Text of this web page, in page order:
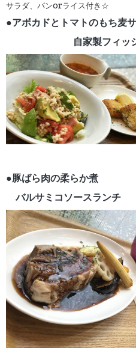
サラダ、パンorライス付き☆
●アボカドとトマトのもち麦
自家製フィッシュ
●豚ばら肉の柔らか煮
バルサミコソースランチ